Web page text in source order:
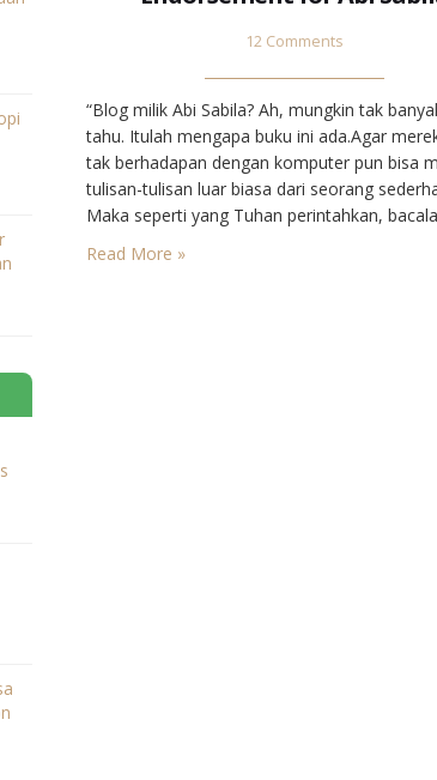
12 Comments
“Blog milik Abi Sabila? Ah, mungkin tak
tahu. Itulah mengapa buku ini ada.Agar
tak berhadapan dengan komputer pun bisa
tulisan-tulisan luar biasa dari seorang
Maka seperti yang Tuhan perintahkan,
dan renungkan.” (Mama Rani, ibu rumah
Read More »